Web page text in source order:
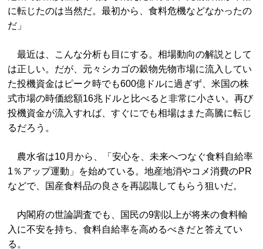
に転じたのは当然だ。最初から、食料危機などなかったの
だ」
最近は、こんな分析も目にする。相場動向の解説として
は正しい。だが、元々シカゴの穀物先物市場に流入してい
た投機資金はピーク時でも600億ドルに過ぎず、米国の株
式市場の時価総額16兆ドルと比べると非常に小さい。再び
投機資金が流入すれば、すぐにでも相場はまた高騰に転じ
るだろう。
農水省は10月から、「安心を、未来へつなぐ食料自給率
1％アップ運動」を始めている。地産地消やコメ消費のPR
などで、国産食料品の良さを再認識してもらう狙いだ。
内閣府の世論調査でも、国民の9割以上が将来の食料輸
入に不安を持ち、食料自給率を高めるべきだと答えてい
る。